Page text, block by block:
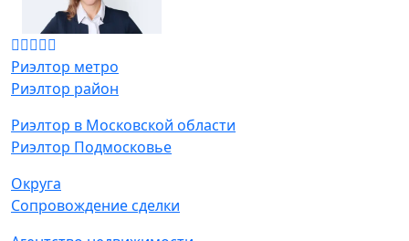
Риэлтор метро
Риэлтор район
Риэлтор в Московской области
Риэлтор Подмосковье
Округа
Сопровождение сделки